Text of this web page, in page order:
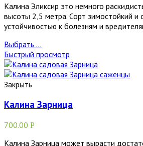
Калина Эликсир это немного
высоты 2,5 метра. Сорт зимостойкий и
устойчивостью к болезням и
Выбрать ...
Быстрый просмотр
Закрыть
Калина Зарница
700.00 Р
Калина Зарница может вырасти